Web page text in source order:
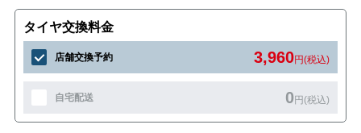
タイヤ交換料金
店舗交換予約 3,960円(税込)
自宅配送 0円(税込)